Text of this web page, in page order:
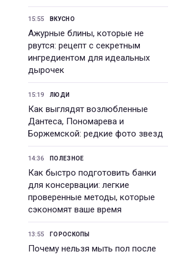
15:55 ВКУСНО
Ажурные блины, которые не
рвутся: рецепт с секретным
ингредиентом для идеальных
дырочек
15:19 ЛЮДИ
Как выглядят возлюбленные
Дантеса, Пономарева и
Боржемской: редкие фото звезд
14:36 ПОЛЕЗНОЕ
Как быстро подготовить банки
для консервации: легкие
проверенные методы, которые
сэкономят ваше время
13:55 ГОРОСКОПЫ
Почему нельзя мыть пол после